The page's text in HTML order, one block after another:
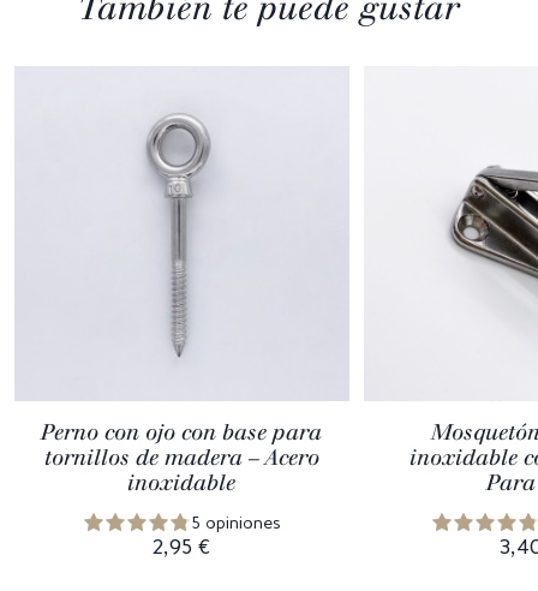
También te puede gustar
Perno con ojo con base para
tornillos de madera – Acero
inoxidable
5 opiniones
2,95 €
inoxidable